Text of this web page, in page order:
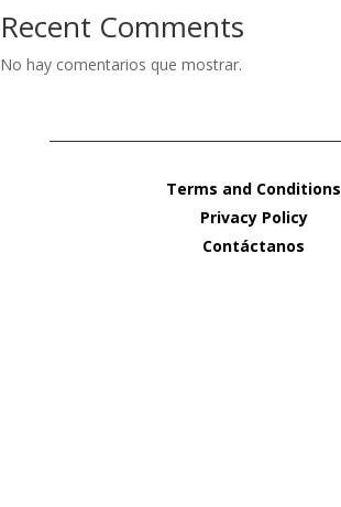
Recent Comments
No hay comentarios que mostrar.
Terms and Conditions
Privacy Policy
Contáctanos